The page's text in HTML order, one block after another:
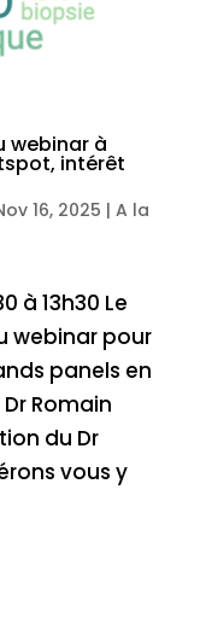
webinar à
intérêt
16, 2025 | A la
à 13h30 Le
webinar pour
panels en
Romain
du Dr
vous y